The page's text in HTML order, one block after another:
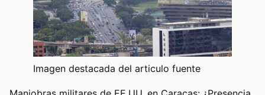
Imagen destacada del articulo fuente